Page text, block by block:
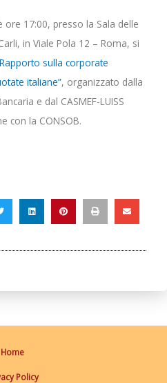
ore 17:00, presso la Sala delle
in Viale Pola 12 – Roma, si
sulla corporate
italiane”, organizzato dalla
e dal CASMEF-LUISS
con la CONSOB.
Home
Policy